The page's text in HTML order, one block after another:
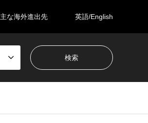
主な海外進出先 英語/English